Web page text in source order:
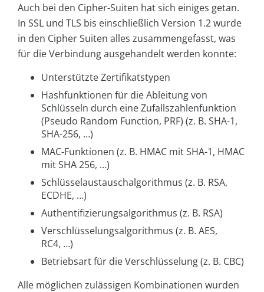
Auch bei den Cipher-Suiten hat sich einiges getan.
In SSL und TLS bis einschließlich Version 1.2 wurde
in den Cipher Suiten alles zusammengefasst, was
für die Verbindung ausgehandelt werden konnte:
Unterstützte Zertifikatstypen
Hashfunktionen für die Ableitung von
Schlüsseln durch eine Zufallszahlenfunktion
(Pseudo Random Function, PRF) (z. B. SHA-1,
SHA-256, …)
MAC-Funktionen (z. B. HMAC mit SHA-1, HMAC
mit SHA 256, …)
Schlüsselaustauschalgorithmus (z. B. RSA,
ECDHE, …)
Authentifizierungsalgorithmus (z. B. RSA)
Verschlüsselungsalgorithmus (z. B. AES,
RC4, …)
Betriebsart für die Verschlüsselung (z. B. CBC)
Alle möglichen zulässigen Kombinationen wurden